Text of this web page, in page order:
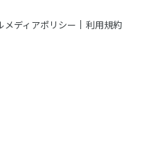
メディアポリシー 利用規約